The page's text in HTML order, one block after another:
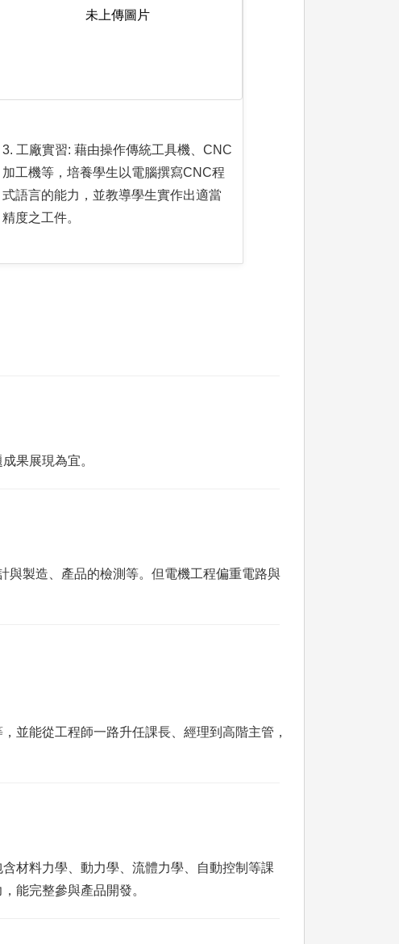
未上傳圖片
3. 工廠實習: 藉由操作傳統工具機、CNC
加工機等，培養學生以電腦撰寫CNC程
式語言的能力，並教導學生實作出適當
精度之工件。
果展現為宜。
與製造、產品的檢測等。但電機工程偏重電路與
並能從工程師一路升任課長、經理到高階主管，
材料力學、動力學、流體力學、自動控制等課
能完整參與產品開發。